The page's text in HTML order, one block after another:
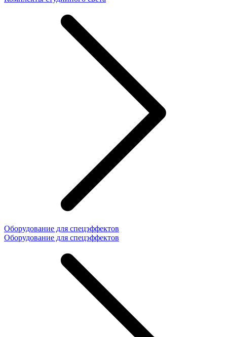
Оборудование для спецэффектов
Оборудование для спецэффектов